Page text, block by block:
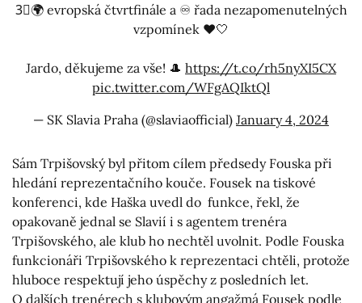
3⃣🌍 evropská čtvrtfinále a ♾ řada nezapomenutelných
vzpomínek ❤️🤍
Jardo, děkujeme za vše! 🎩 https://t.co/rh5nyXI5CX
pic.twitter.com/WFgAQIktQl
— SK Slavia Praha (@slaviaofficial) January 4, 2024
Sám Trpišovský byl přitom cílem předsedy Fouska při
hledání reprezentačního kouče. Fousek na tiskové
konferenci, kde Haška uvedl do funkce, řekl, že
opakovaně jednal se Slavií i s agentem trenéra
Trpišovského, ale klub ho nechtěl uvolnit. Podle Fouska
funkcionáři Trpišovského k reprezentaci chtěli, protože
hluboce respektují jeho úspěchy z posledních let.
O dalších trenérech s klubovým angažmá Fousek podle